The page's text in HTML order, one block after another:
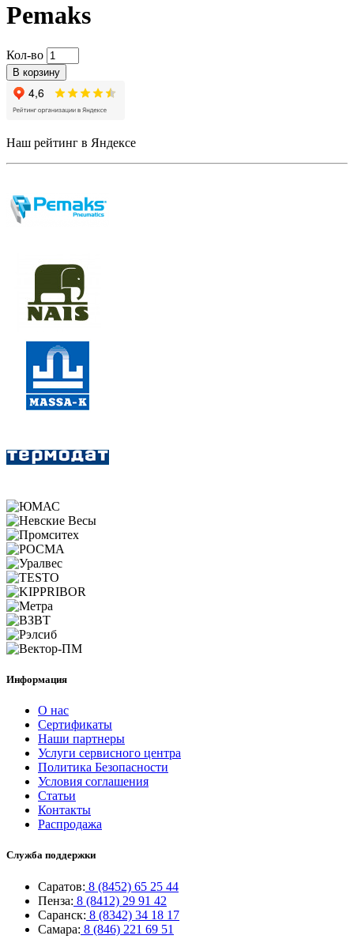
Pemaks
Кол-во
В корзину
Наш рейтинг в Яндексе
Информация
О нас
Сертификаты
Наши партнеры
Услуги сервисного центра
Политика Безопасности
Условия соглашения
Статьи
Контакты
Распродажа
Служба поддержки
Саратов: 8 (8452) 65 25 44
Пенза: 8 (8412) 29 91 42
Саранск: 8 (8342) 34 18 17
Самара: 8 (846) 221 69 51